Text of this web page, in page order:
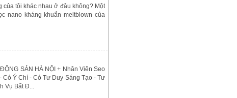
tôi khác nhau ở đâu không? Một
nano kháng khuẩn meltblown của
SẢN HÀ NỘI + Nhân Viên Seo
Ý Chí - Có Tư Duy Sáng Tạo - Tư
Vụ Bất Đ...